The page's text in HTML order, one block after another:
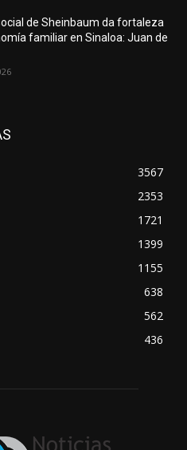
de Sheinbaum da fortaleza
familiar en Sinaloa: Juan de
3567
2353
1721
1399
1155
638
562
436